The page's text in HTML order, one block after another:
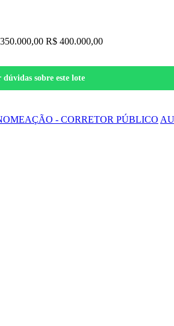
R$ 400.000,00
sobre este lote
- CORRETOR PÚBLICO